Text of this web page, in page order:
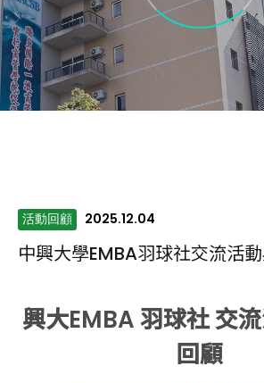
活動回顧 2025.12.04
中興大學EMBA羽球社交流活
興大EMBA 羽球社 交
回顧